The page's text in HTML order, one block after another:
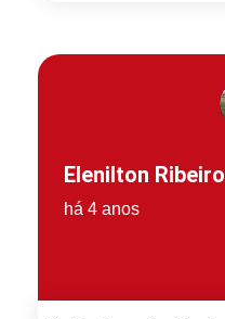
Elenilton Ribeiro
há 4 anos